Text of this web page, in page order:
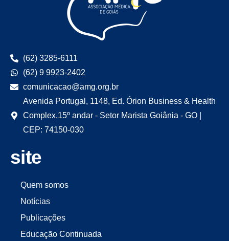
(62) 3285-6111
(62) 9 9923-2402
comunicacao@amg.org.br
Avenida Portugal, 1148, Ed. Órion Business & Health
Complex,15º andar - Setor Marista Goiânia - GO |
CEP: 74150-030
site
Quem somos
Notícias
Publicações
Educação Continuada